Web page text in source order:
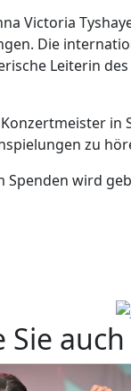
Victoria
Die
Leiterin
zu
Spenden wird
Sie